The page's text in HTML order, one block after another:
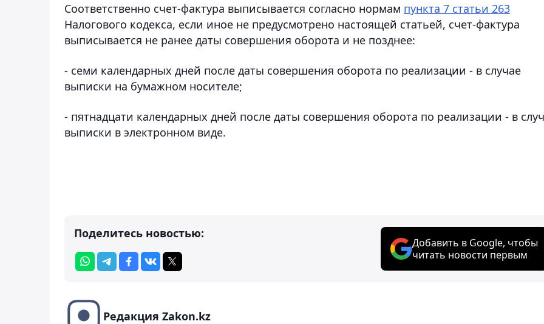
Соответственно счет-фактура выписывается согласно нормам пункта 7 статьи 263
Налогового кодекса, если иное не предусмотрено настоящей статьей, счет-фактура
выписывается не ранее даты совершения оборота и не позднее:
- семи календарных дней после даты совершения оборота по реализации - в случае
выписки на бумажном носителе;
- пятнадцати календарных дней после даты совершения оборота по реализации - в
выписки в электронном виде.
Поделитесь новостью:
Добавить в Google, чтобы
читать новости первым
Редакция Zakon.kz